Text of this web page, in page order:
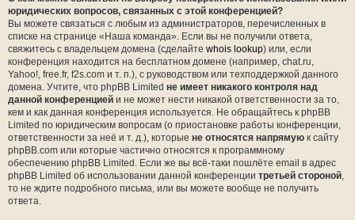
юридических вопросов, связанных с этой конференцией?
Вы можете связаться с любым из администраторов, перечисленных в
списке на странице «Наша команда». Если вы не получили ответа,
свяжитесь с владельцем домена (сделайте whois lookup) или, если
конференция находится на бесплатном домене (например, chat.ru,
Yahoo!, free.fr, f2s.com и т. п.), с руководством или техподдержкой данного
домена. Учтите, что phpBB Limited не имеет никакого контроля над
данной конференцией и не может нести никакой ответственности за то,
кем и как данная конференция используется. Не обращайтесь к phpBB
Limited по юридическим вопросам (о приостановке работы конференции,
ответственности за неё и т. д.), которые не относятся напрямую к сайту
phpBB.com или которые частично относятся к программному
обеспечению phpBB Limited. Если же вы всё-таки пошлёте email в адрес
phpBB Limited об использовании данной конференции третьей стороной,
то не ждите подробного письма, или вы можете вообще не получить
ответа.